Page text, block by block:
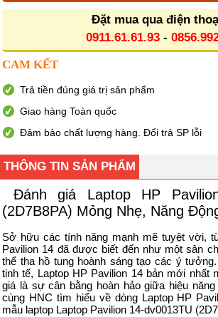
Đặt mua qua điện
0911.61.61.93-
CAM KẾT
Trả tiền đúng giá trị sản phẩm
Giao hàng Toàn quốc
Đảm bảo chất lượng hàng. Đổi trả SP lỗi
THÔNG TIN SẢN PHẨM
Đánh giá Laptop HP
(2D7B8PA) Mỏng Nhẹ, Năng
Sở hữu các tính năng mạnh mẽ tuyệt vời,
Pavilion 14 đã được biết đến như một sân
thể tha hồ tung hoành sáng tạo các ý
tinh tế, Laptop HP Pavilion 14 bản mới nhất
giá là sự cân bằng hoàn hảo giữa hiệu
cùng HNC tìm hiểu về dòng Laptop HP
mẫu laptop Laptop Pavilion 14-dv0013TU